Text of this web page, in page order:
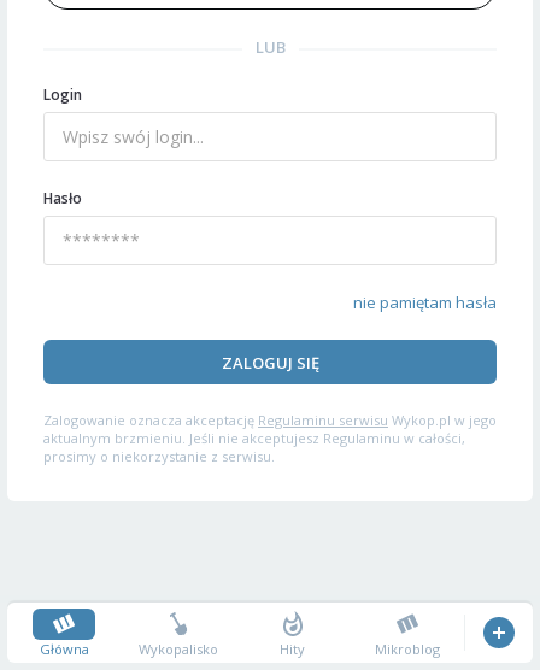
LUB
Login
Hasło
nie pamiętam hasła
ZALOGUJ SIĘ
Zalogowanie oznacza akceptację Regulaminu serwisu Wykop.pl w jego
aktualnym brzmieniu. Jeśli nie akceptujesz Regulaminu w całości,
prosimy o niekorzystanie z serwisu.
Główna Wykopalisko Hity Mikroblog